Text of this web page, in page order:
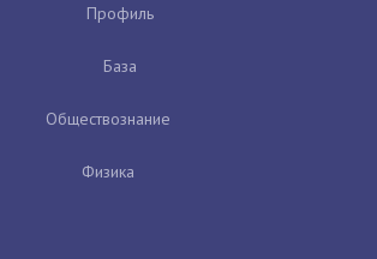
Профиль
База
Обществознание
Физика